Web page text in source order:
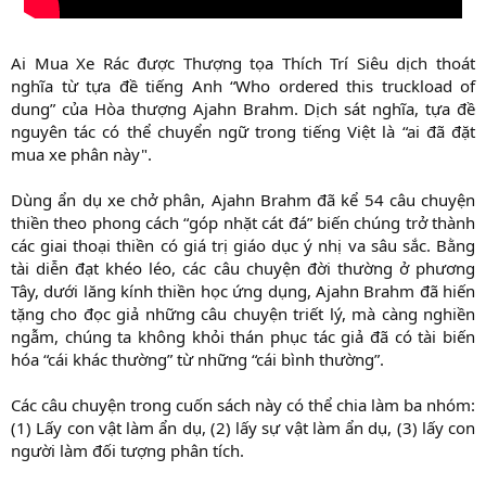
Ai Mua Xe Rác được Thượng tọa Thích Trí Siêu dịch thoát
nghĩa từ tựa đề tiếng Anh “Who ordered this truckload of
dung” của Hòa thượng Ajahn Brahm. Dịch sát nghĩa, tựa đề
nguyên tác có thể chuyển ngữ trong tiếng Việt là “ai đã đặt
mua xe phân này".
Dùng ẩn dụ xe chở phân, Ajahn Brahm đã kể 54 câu chuyện
thiền theo phong cách “góp nhặt cát đá” biến chúng trở thành
các giai thoại thiền có giá trị giáo dục ý nhị va sâu sắc. Bằng
tài diễn đạt khéo léo, các câu chuyện đời thường ở phương
Tây, dưới lăng kính thiền học ứng dụng, Ajahn Brahm đã hiến
tặng cho đọc giả những câu chuyện triết lý, mà càng nghiền
ngẫm, chúng ta không khỏi thán phục tác giả đã có tài biến
hóa “cái khác thường” từ những “cái bình thường”.
Các câu chuyện trong cuốn sách này có thể chia làm ba nhóm:
(1) Lấy con vật làm ẩn dụ, (2) lấy sự vật làm ẩn dụ, (3) lấy con
người làm đối tượng phân tích.